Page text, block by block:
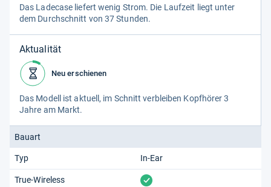
Das Lade­case lie­fert wenig Strom. Die Lauf­zeit liegt unter
dem Durch­schnitt von 37 Stun­den.
Aktualität
Neu erschienen
Das Modell ist aktu­ell, im Schnitt ver­blei­ben Kopf­hö­rer 3
Jahre am Markt.
Bauart
Typ In-Ear
True-Wireless vorhanden